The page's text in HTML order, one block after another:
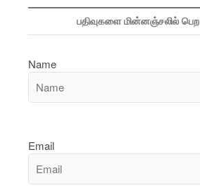
பதிவுகளை மின்னஞ்சலில் பெற
Name
Email